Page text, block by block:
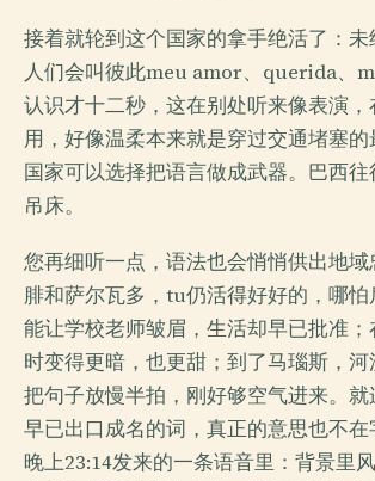
接着就轮到这个国家的拿手绝活了：未
人们会叫彼此meu amor、querida、
认识才十二秒，这在别处听来像表演
用，好像温柔本来就是穿过交通堵塞
国家可以选择把语言做成武器。巴西
吊床。
您再细听一点，语法也会悄悄供出地
腓和萨尔瓦多，tu仍活得好好的，哪
能让学校老师皱眉，生活却早已批准
时变得更暗，也更甜；到了马瑙斯，
把句子放慢半拍，刚好够空气进来。
早已出口成名的词，真正的意思也不
晚上23:14发来的一条语音里：背景里